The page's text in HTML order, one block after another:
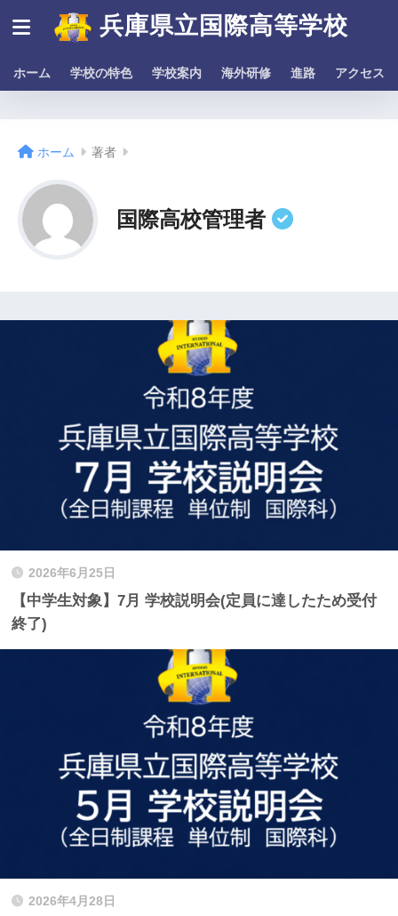
兵庫県立国際高等学校
ホーム 学校の特色 学校案内 海外研修 進路 アクセス
ホーム 著者
国際高校管理者
2026年6月25日
【中学生対象】7月 学校説明会(定員に達したため受付
終了)
2026年4月28日